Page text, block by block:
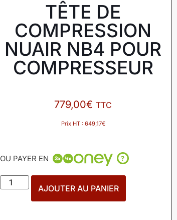
TÊTE DE
COMPRESSION
NUAIR NB4 POUR
COMPRESSEUR
779,00€ TTC
Prix HT : 649,17€
OU PAYER EN ?
AJOUTER AU PANIER